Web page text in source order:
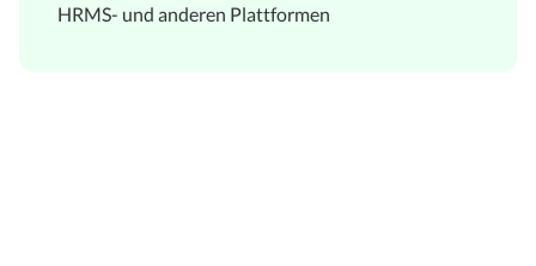
HRMS- und anderen Plattformen